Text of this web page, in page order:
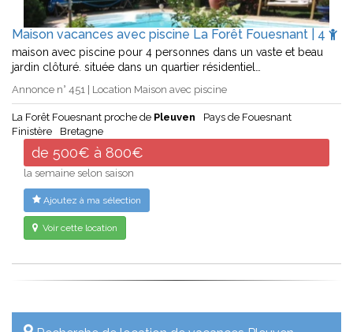
Maison vacances avec piscine La Forêt Fouesnant | 4
maison avec piscine pour 4 personnes dans un vaste et beau
jardin clôturé. située dans un quartier résidentiel…
Annonce n° 451 | Location Maison avec piscine
La Forêt Fouesnant proche de Pleuven
Pays de Fouesnant
Finistère
Bretagne
de 500€ à 800€
la semaine selon saison
Ajoutez à ma sélection
Voir cette location